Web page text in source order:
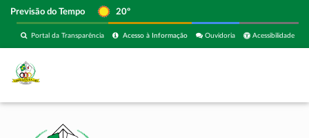
Previsão do Tempo 20º
Acessibilidade
Ouvidoria
Acesso à Informação
Portal da Transparência